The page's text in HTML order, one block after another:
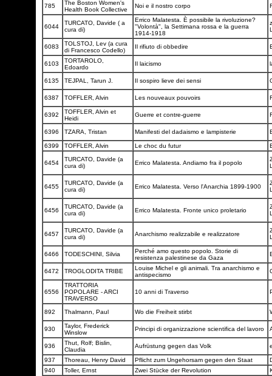
785
The Boston Women's
Health Book Collective
Noi e il nostro corpo
6044
TURCATO, Davide ( a
cura di)
Errico Malatesta. È possibile la rivoluzione?
"Volontà", la Settimana rossa e la guerra
1914-1918
6083
TOLSTOJ, Lev (a cura
di Francesco Codello)
Il rifiuto di obbedire
6103
TORTAROLO,
Edoardo
Il laicismo
6135 TEJPAL, Tarun J. Il sospiro lieve dei sensi
6387 TOFFLER, Alvin Les nouveaux pouvoirs
6392
TOFFLER, Alvin et
Heidi
Guerre et contre-guerre
6396 TZARA, Tristan Manifesti del dadaismo e lampisterie
6399 TOFFLER, Alvin Le choc du futur
6454
TURCATO, Davide (a
cura di)
Errico Malatesta. Andiamo fra il popolo
6455
TURCATO, Davide (a
cura di)
Errico Malatesta. Verso l'Anarchia 1899-1900
6456
TURCATO, Davide (a
cura di)
Errico Malatesta. Fronte unico proletario
6457
TURCATO, Davide (a
cura di)
Anarchismo realizzabile e realizzatore
6466 TODESCHINI, Silvia
Perché amo questo popolo. Storie di
resistenza palestinese da Gaza
6472 TROGLODITA TRIBE
Louise Michel e gli animali. Tra anarchismo e
antispecismo
6556
TRATTORIA
POPOLARE - ARCI
TRAVERSO
10 anni di Traverso
892 Thalmann, Paul Wo die Freiheit stirbt
930
Taylor, Frederick
Winslow
Principi di organizzazione scientifica del lavoro
936
Thut, Rolf; Bislin,
Claudia
Aufrüstung gegen das Volk
937 Thoreau, Henry David Pflicht zum Ungehorsam gegen den Staat
940
Toller, Ernst Zwei Stücke der Revolution